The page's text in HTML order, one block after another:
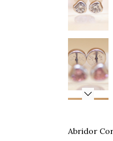
Abridor